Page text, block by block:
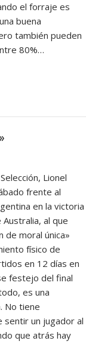
el forraje es
buena
también pueden
80%…
Lionel
frente al
en la victoria
al que
de moral única»
físico de
en 12 días en
festejo del final
es una
No tiene
sentir un jugador al
que atrás hay